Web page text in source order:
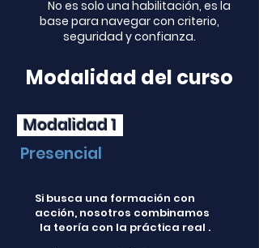
No es solo una habilitación, es la
base para navegar con criterio,
seguridad y confianza.
Modalidad del curso
Modalidad 1
Presencial
Si busca una formación con
acción, nosotros combinamos
la teoría con la práctica real .